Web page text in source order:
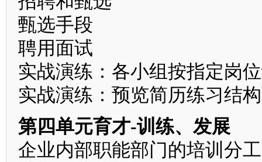
甄选手段
聘用面试
实战演练：各小组按指定岗
实战演练：预览简历练习结
第四单元育才-训练、发展
企业内部职能部门的培训分工